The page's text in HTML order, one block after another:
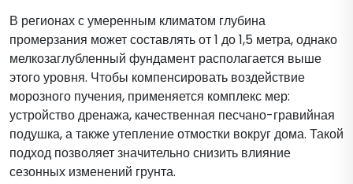
В регионах с умеренным климатом глубина
промерзания может составлять от 1 до 1,5 метра, однако
мелкозаглубленный фундамент располагается выше
этого уровня. Чтобы компенсировать воздействие
морозного пучения, применяется комплекс мер:
устройство дренажа, качественная песчано-гравийная
подушка, а также утепление отмостки вокруг дома. Такой
подход позволяет значительно снизить влияние
сезонных изменений грунта.